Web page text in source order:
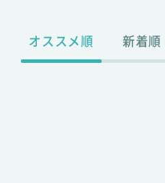
オススメ順 新着順